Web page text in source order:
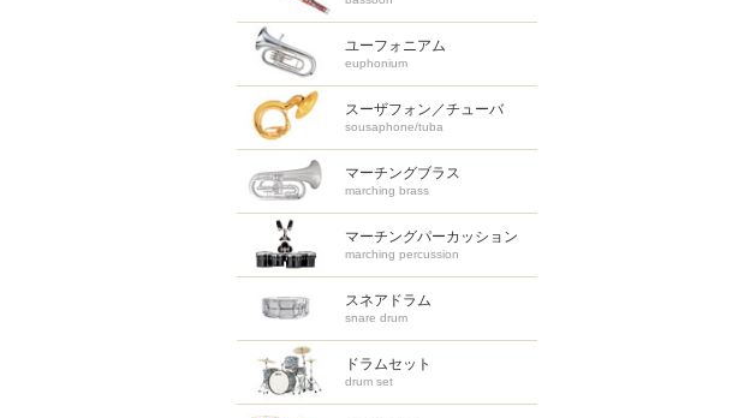
ユーフォニアム
euphonium
スーザフォン／チューバ
sousaphone/tuba
マーチングブラス
marching brass
マーチングパーカッション
marching percussion
スネアドラム
snare drum
ドラムセット
drum set